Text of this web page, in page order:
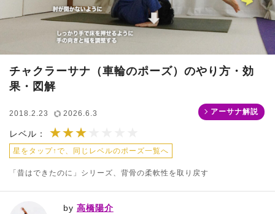
チャクラーサナ（車輪のポーズ）のやり方・効
果・図解
2018.2.23 2026.6.3 アーサナ解説
レベル： ★★★
★★★★★★★
星をタップ↑で、同じレベルのポーズ一覧へ
「昔はできたのに」シリーズ、背骨の柔軟性を取り戻す
by 高橋陽介